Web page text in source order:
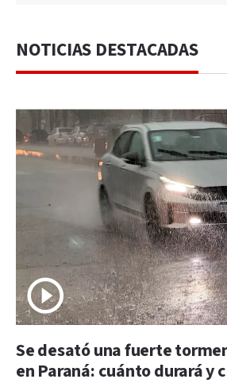
NOTICIAS DESTACADAS
Se desató una fuerte
en Paraná: cuánto durará y